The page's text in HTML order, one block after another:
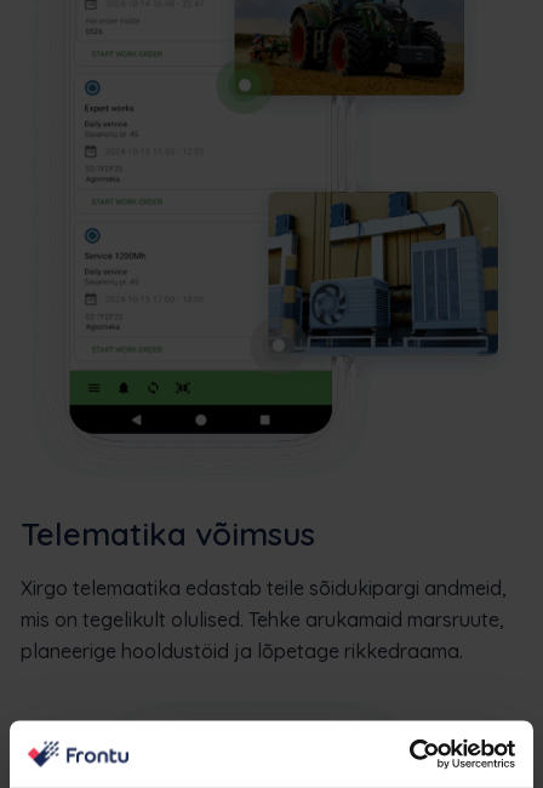
Telematika võimsus
Xirgo telemaatika edastab teile sõidukipargi andmeid,
mis on tegelikult olulised. Tehke arukamaid marsruute,
planeerige hooldustöid ja lõpetage rikkedraama.